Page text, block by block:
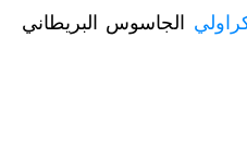
الجاسوس البريطاني